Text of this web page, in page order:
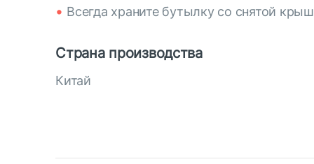
Всегда храните бутылку со снятой
Страна производства
Китай